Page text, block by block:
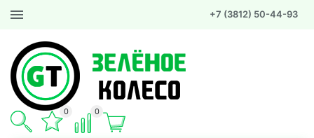
+7 (3812) 50-44-93
0 0